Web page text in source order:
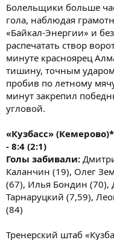
Болельщики больше
гола, наблюдая
«Байкал-Энергии» и
распечатать створ
минуте красноярец
тишину, точным
пробив по летному
минут закрепил
угловой.
«Кузбасс»
- 8:4 (2:1)
Голы забивали:
Каланчин (19), Олег
(67), Илья Бондин
Тарнаруцкий (7,59),
(84)
Тренерский штаб